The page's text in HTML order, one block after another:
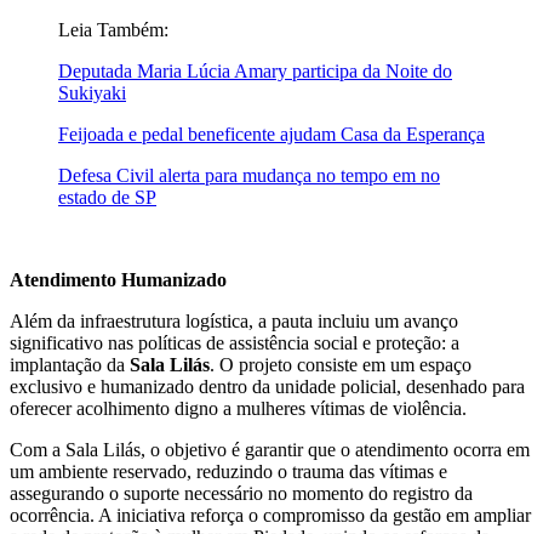
Leia Também:
Deputada Maria Lúcia Amary participa da Noite do
Sukiyaki
Feijoada e pedal beneficente ajudam Casa da Esperança
Defesa Civil alerta para mudança no tempo em no
estado de SP
​Atendimento Humanizado
​Além da infraestrutura logística, a pauta incluiu um avanço
significativo nas políticas de assistência social e proteção: a
implantação da Sala Lilás. O projeto consiste em um espaço
exclusivo e humanizado dentro da unidade policial, desenhado para
oferecer acolhimento digno a mulheres vítimas de violência.
​Com a Sala Lilás, o objetivo é garantir que o atendimento ocorra em
um ambiente reservado, reduzindo o trauma das vítimas e
assegurando o suporte necessário no momento do registro da
ocorrência. A iniciativa reforça o compromisso da gestão em ampliar